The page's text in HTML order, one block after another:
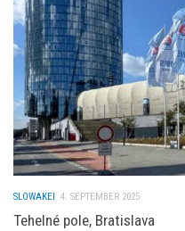
SLOWAKEI 4. SEPTEMBER 2025
Tehelné pole, Bratislava